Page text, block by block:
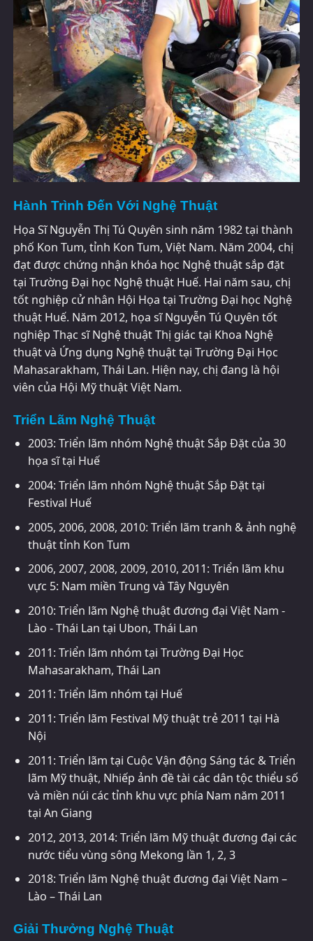
Hành Trình Đến Với Nghệ Thuật
Họa Sĩ Nguyễn Thị Tú Quyên sinh năm 1982 tại thành
phố Kon Tum, tỉnh Kon Tum, Việt Nam. Năm 2004, chị
đạt được chứng nhận khóa học Nghệ thuật sắp đặt
tại Trường Đại học Nghệ thuật Huế. Hai năm sau, chị
tốt nghiệp cử nhân Hội Họa tại Trường Đại học Nghệ
thuật Huế. Năm 2012, họa sĩ Nguyễn Tú Quyên tốt
nghiệp Thạc sĩ Nghệ thuật Thị giác tại Khoa Nghệ
thuật và Ứng dụng Nghệ thuật tại Trường Đại Học
Mahasarakham, Thái Lan. Hiện nay, chị đang là hội
viên của Hội Mỹ thuật Việt Nam.
Triển Lãm Nghệ Thuật
2003: Triển lãm nhóm Nghệ thuật Sắp Đặt của 30
họa sĩ tại Huế
2004: Triển lãm nhóm Nghệ thuật Sắp Đặt tại
Festival Huế
2005, 2006, 2008, 2010: Triển lãm tranh & ảnh nghệ
thuật tỉnh Kon Tum
2006, 2007, 2008, 2009, 2010, 2011: Triển lãm khu
vực 5: Nam miền Trung và Tây Nguyên
2010: Triển lãm Nghệ thuật đương đại Việt Nam -
Lào - Thái Lan tại Ubon, Thái Lan
2011: Triển lãm nhóm tại Trường Đại Học
Mahasarakham, Thái Lan
2011: Triển lãm nhóm tại Huế
2011: Triển lãm Festival Mỹ thuật trẻ 2011 tại Hà
Nội
2011: Triển lãm tại Cuộc Vận động Sáng tác & Triển
lãm Mỹ thuật, Nhiếp ảnh đề tài các dân tộc thiểu số
và miền núi các tỉnh khu vực phía Nam năm 2011
tại An Giang
2012, 2013, 2014: Triển lãm Mỹ thuật đương đại các
nước tiểu vùng sông Mekong lần 1, 2, 3
2018: Triển lãm Nghệ thuật đương đại Việt Nam –
Lào – Thái Lan
Giải Thưởng Nghệ Thuật